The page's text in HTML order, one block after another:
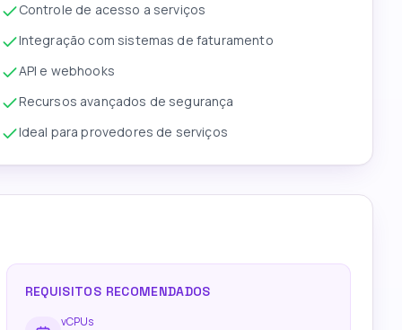
Controle de acesso a serviços
Integração com sistemas de faturamento
API e webhooks
Recursos avançados de segurança
Ideal para provedores de serviços
REQUISITOS RECOMENDADOS
vCPUs